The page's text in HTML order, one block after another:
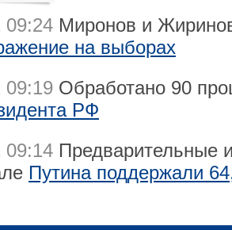
09:24 Миронов и
на выборах
09:19 Обработано 90
РФ
09:14 Предварительные
Путина поддержали